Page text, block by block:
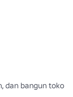
dan bangun toko